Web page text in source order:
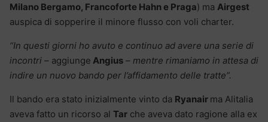
Milano Bergamo, Francoforte Hahn e Praga) ma Airgest
auspica di sopperire il minore flusso con voli charter.
“In questi giorni ho avuto e continuo ad avere una serie di
incontri – aggiunge Angius – mentre rimaniamo in attesa di
indire un nuovo bando per l’affidamento delle tratte”.
Il bando era stato inizialmente vinto da Ryanair ma Alitalia
aveva fatto un ricorso al Tar che aveva dato ragione alla ex